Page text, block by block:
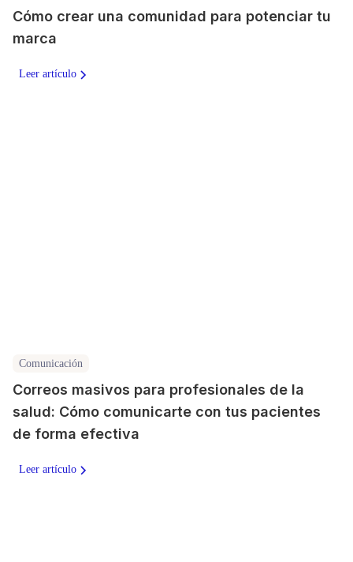
Cómo crear una comunidad para potenciar tu
marca
Leer artículo
Comunicación
Correos masivos para profesionales de la
salud: Cómo comunicarte con tus pacientes
de forma efectiva
Leer artículo